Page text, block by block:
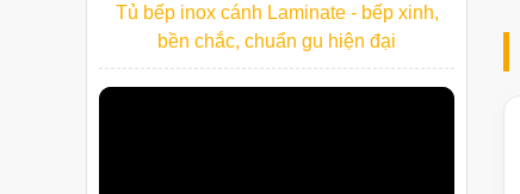
Tủ bếp inox cánh Laminate - bếp xinh,
bền chắc, chuẩn gu hiện đại